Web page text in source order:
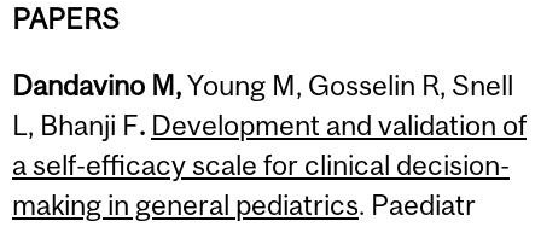
PAPERS
Dandavino M,Young M, Gosselin R, Snell
L, Bhanji F. Development and validation of
a self-efficacy scale for clinical decision-
making in general pediatrics. Paediatr